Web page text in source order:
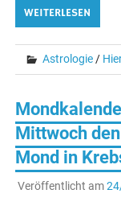
WEITERLESEN
Astrologie /
Mittwoch
Mond in
Veröffentlicht am